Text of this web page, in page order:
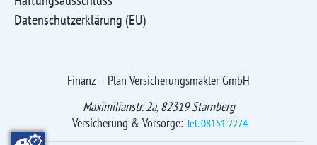
Datenschutzerklärung (EU)
Finanz – Plan Versicherungsmakler GmbH
Maximilianstr. 2a, 82319 Starnberg
Versicherung & Vorsorge: Tel. 08151 2274